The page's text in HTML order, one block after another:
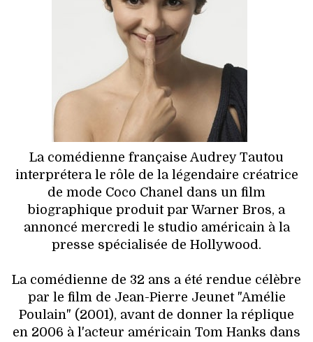
AUTO
LIEUX TENDANCES
BEAUTÉ
MODE DE RUE
JEUNES CRÉATEURS
HISTOIRE DES MARQUES
DÉCO
VOYAGES & LOISIRS
La comédienne française Audrey Tautou
interprétera le rôle de la légendaire créatrice
de mode Coco Chanel dans un film
biographique produit par Warner Bros, a
annoncé mercredi le studio américain à la
presse spécialisée de Hollywood.
La comédienne de 32 ans a été rendue célèbre
par le film de Jean-Pierre Jeunet "Amélie
Poulain" (2001), avant de donner la réplique
en 2006 à l'acteur américain Tom Hanks dans